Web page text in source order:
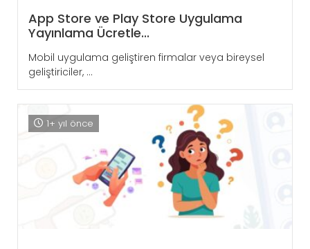
App Store ve Play Store Uygulama
Yayınlama Ücretle...
Mobil uygulama geliştiren firmalar veya bireysel
geliştiriciler, ...
1+ yıl önce